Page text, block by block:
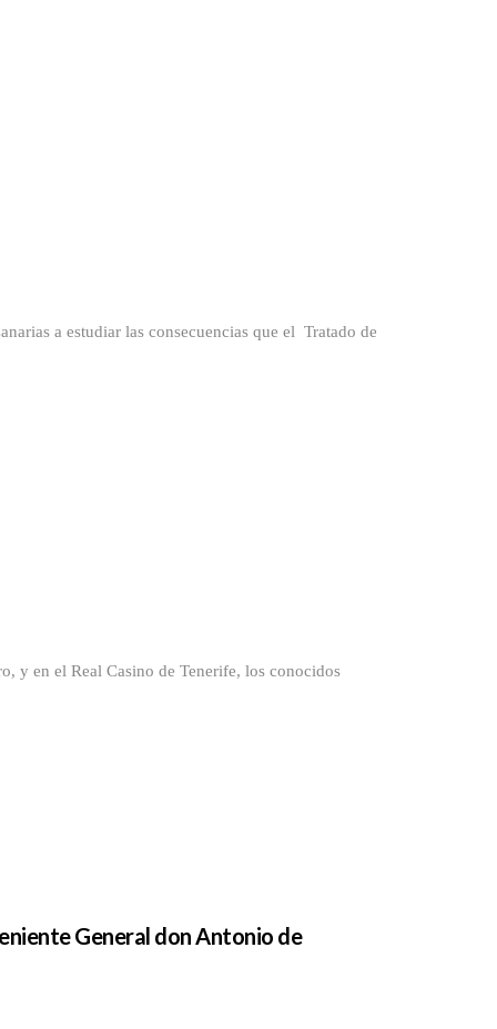
a estudiar las consecuencias que el Tratado de
el Real Casino de Tenerife, los conocidos
General don Antonio de